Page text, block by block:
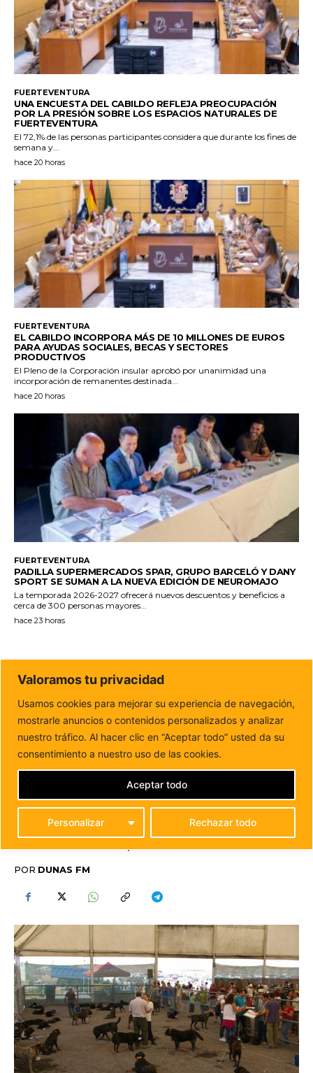
FUERTEVENTURA
UNA ENCUESTA DEL CABILDO REFLEJA PREOCUPACIÓN
POR LA PRESIÓN SOBRE LOS ESPACIOS NATURALES DE
FUERTEVENTURA
El 72,1% de las personas participantes considera que durante los fines de
semana y...
hace 20 horas
FUERTEVENTURA
EL CABILDO INCORPORA MÁS DE 10 MILLONES DE EUROS
PARA AYUDAS SOCIALES, BECAS Y SECTORES
PRODUCTIVOS
El Pleno de la Corporación insular aprobó por unanimidad una
incorporación de remanentes destinada...
hace 20 horas
FUERTEVENTURA
PADILLA SUPERMERCADOS SPAR, GRUPO BARCELÓ Y DANY
SPORT SE SUMAN A LA NUEVA EDICIÓN DE NEUROMAJO
La temporada 2026-2027 ofrecerá nuevos descuentos y beneficios a
cerca de 300 personas mayores...
hace 23 horas